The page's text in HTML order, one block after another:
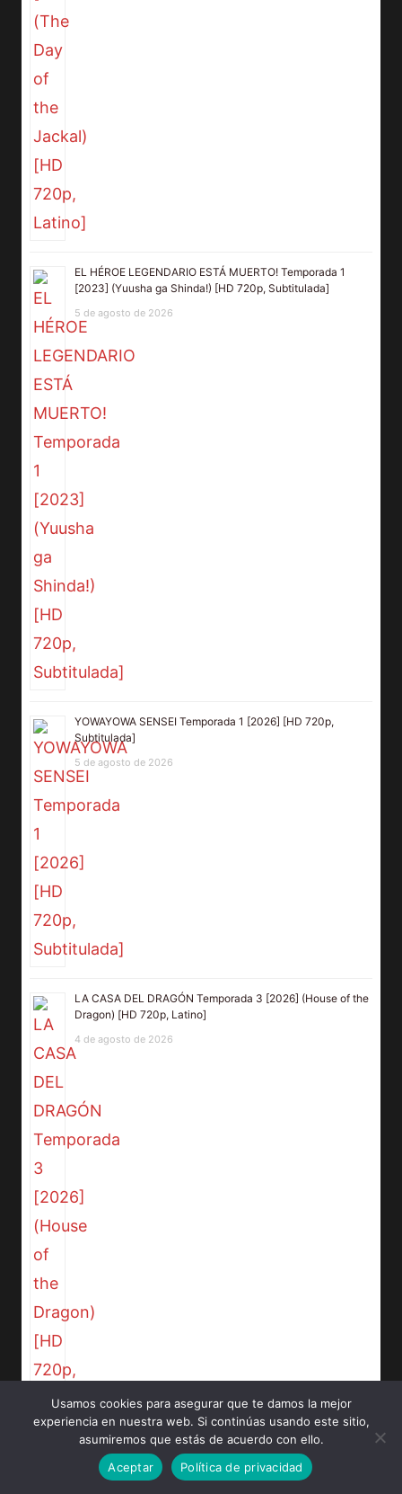
EL HÉROE LEGENDARIO ESTÁ MUERTO! Temporada 1
[2023] (Yuusha ga Shinda!) [HD 720p, Subtitulada]
5 de agosto de 2026
YOWAYOWA SENSEI Temporada 1 [2026] [HD 720p,
Subtitulada]
5 de agosto de 2026
LA CASA DEL DRAGÓN Temporada 3 [2026] (House of the
Dragon) [HD 720p, Latino]
4 de agosto de 2026
Usamos cookies para asegurar que te damos la mejor
experiencia en nuestra web. Si continúas usando este sitio,
asumiremos que estás de acuerdo con ello.
Aceptar
Política de privacidad